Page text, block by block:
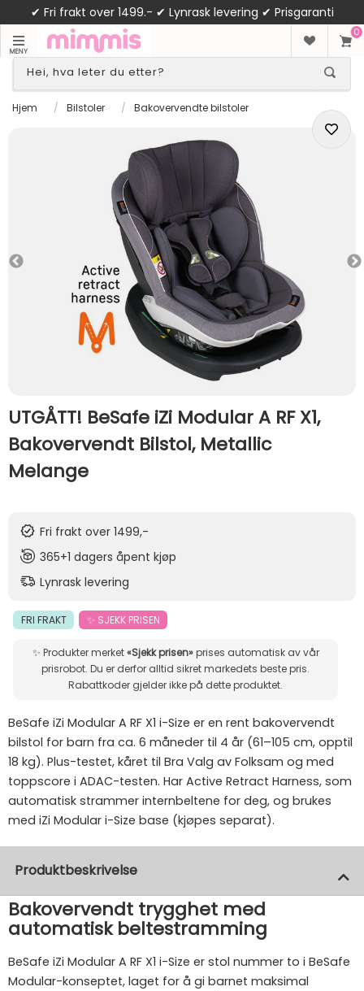
✔ Fri frakt over 1499.- ✔ Lynrask levering ✔ Prisgaranti
MENY
0
Hjem / Bilstoler / Bakovervendte bilstoler
UTGÅTT! BeSafe iZi Modular A RF X1,
Bakovervendt Bilstol, Metallic
Melange
Fri frakt over 1499,-
365+1 dagers åpent kjøp
Lynrask levering
FRI FRAKT ✨ SJEKK PRISEN
✨ Produkter merket«Sjekk prisen»prises automatisk av vår
prisrobot. Du er derfor alltid sikret markedets beste pris.
Rabattkoder gjelder ikke på dette produktet.
BeSafe iZi Modular A RF X1 i-Size er en rent bakovervendt
bilstol for barn fra ca. 6 måneder til 4 år (61–105 cm, opptil
18 kg). Plus-testet, kåret til Bra Valg av Folksam og med
toppscore i ADAC-testen. Har Active Retract Harness, som
automatisk strammer internbeltene for deg, og brukes
med iZi Modular i-Size base (kjøpes separat).
Produktbeskrivelse
Bakovervendt trygghet med
automatisk beltestramming
BeSafe iZi Modular A RF X1 i-Size er stol nummer to i BeSafe
Modular-konseptet, laget for å gi barnet maksimal